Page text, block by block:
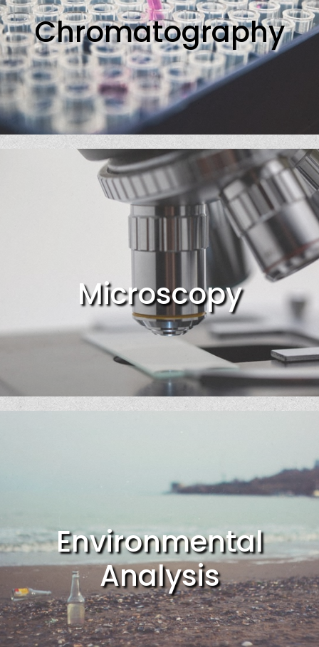
Chromatography
Microscopy
Environmental
Analysis